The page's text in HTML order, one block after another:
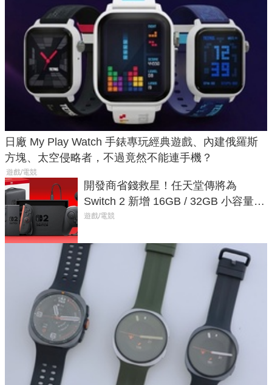
日廠 My Play Watch 手錶專玩經典遊戲、內建俄羅斯
方塊、太空侵略者，不過竟然不能連手機？
遊戲/電競
開發商省錢救星！任天堂傳將為
Switch 2 新增 16GB / 32GB 小容量遊
戲卡的選擇
遊戲/電競